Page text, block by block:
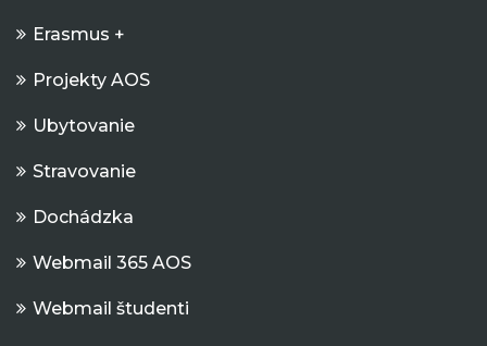
Erasmus +
Projekty AOS
Ubytovanie
Stravovanie
Dochádzka
Webmail 365 AOS
Webmail študenti